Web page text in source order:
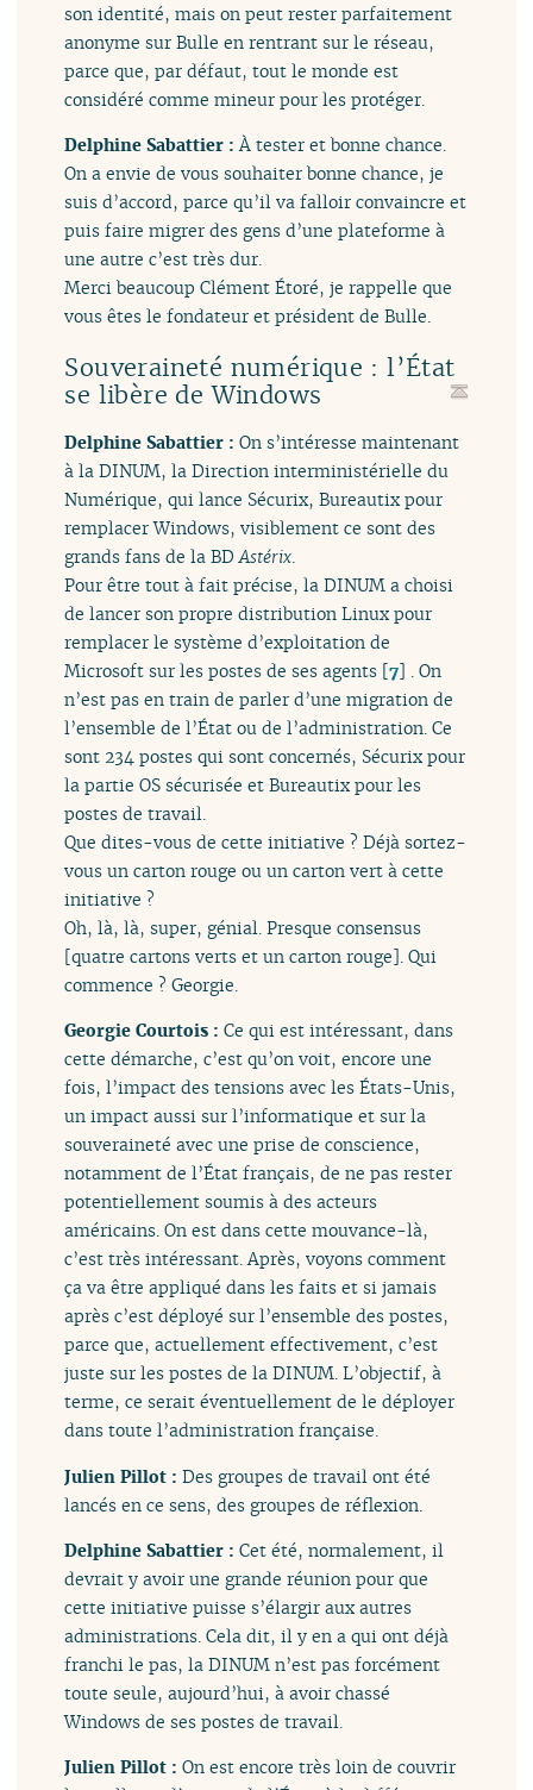
son identité, mais on peut rester parfaitement
anonyme sur Bulle en rentrant sur le réseau,
parce que, par défaut, tout le monde est
considéré comme mineur pour les protéger.
Delphine Sabattier :À tester et bonne chance.
On a envie de vous souhaiter bonne chance, je
suis d’accord, parce qu’il va falloir convaincre et
puis faire migrer des gens d’une plateforme à
une autre c’est très dur.
Merci beaucoup Clément Étoré, je rappelle que
vous êtes le fondateur et président de Bulle.
Souveraineté numérique : l’État
se libère de Windows
Delphine Sabattier :On s’intéresse maintenant
à la DINUM, la Direction interministérielle du
Numérique, qui lance Sécurix, Bureautix pour
remplacer Windows, visiblement ce sont des
grands fans de la BDAstérix.
Pour être tout à fait précise, la DINUM a choisi
de lancer son propre distribution Linux pour
remplacer le système d’exploitation de
Microsoft sur les postes de ses agents [7] . On
n’est pas en train de parler d’une migration de
l’ensemble de l’État ou de l’administration. Ce
sont 234 postes qui sont concernés, Sécurix pour
la partie OS sécurisée et Bureautix pour les
postes de travail.
Que dites-vous de cette initiative ? Déjà sortez-
vous un carton rouge ou un carton vert à cette
initiative ?
Oh, là, là, super, génial. Presque consensus
[quatre cartons verts et un carton rouge]. Qui
commence ? Georgie.
Georgie Courtois :Ce qui est intéressant, dans
cette démarche, c’est qu’on voit, encore une
fois, l’impact des tensions avec les États-Unis,
un impact aussi sur l’informatique et sur la
souveraineté avec une prise de conscience,
notamment de l’État français, de ne pas rester
potentiellement soumis à des acteurs
américains. On est dans cette mouvance-là,
c’est très intéressant. Après, voyons comment
ça va être appliqué dans les faits et si jamais
après c’est déployé sur l’ensemble des postes,
parce que, actuellement effectivement, c’est
juste sur les postes de la DINUM. L’objectif, à
terme, ce serait éventuellement de le déployer
dans toute l’administration française.
Julien Pillot :Des groupes de travail ont été
lancés en ce sens, des groupes de réflexion.
Delphine Sabattier :Cet été, normalement, il
devrait y avoir une grande réunion pour que
cette initiative puisse s’élargir aux autres
administrations. Cela dit, il y en a qui ont déjà
franchi le pas, la DINUM n’est pas forcément
toute seule, aujourd’hui, à avoir chassé
Windows de ses postes de travail.
Julien Pillot :On est encore très loin de couvrir